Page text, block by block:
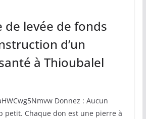
de levée de fonds
d’un
à Thioubalel
Donnez : Aucun
petit. Chaque don est une pierre à